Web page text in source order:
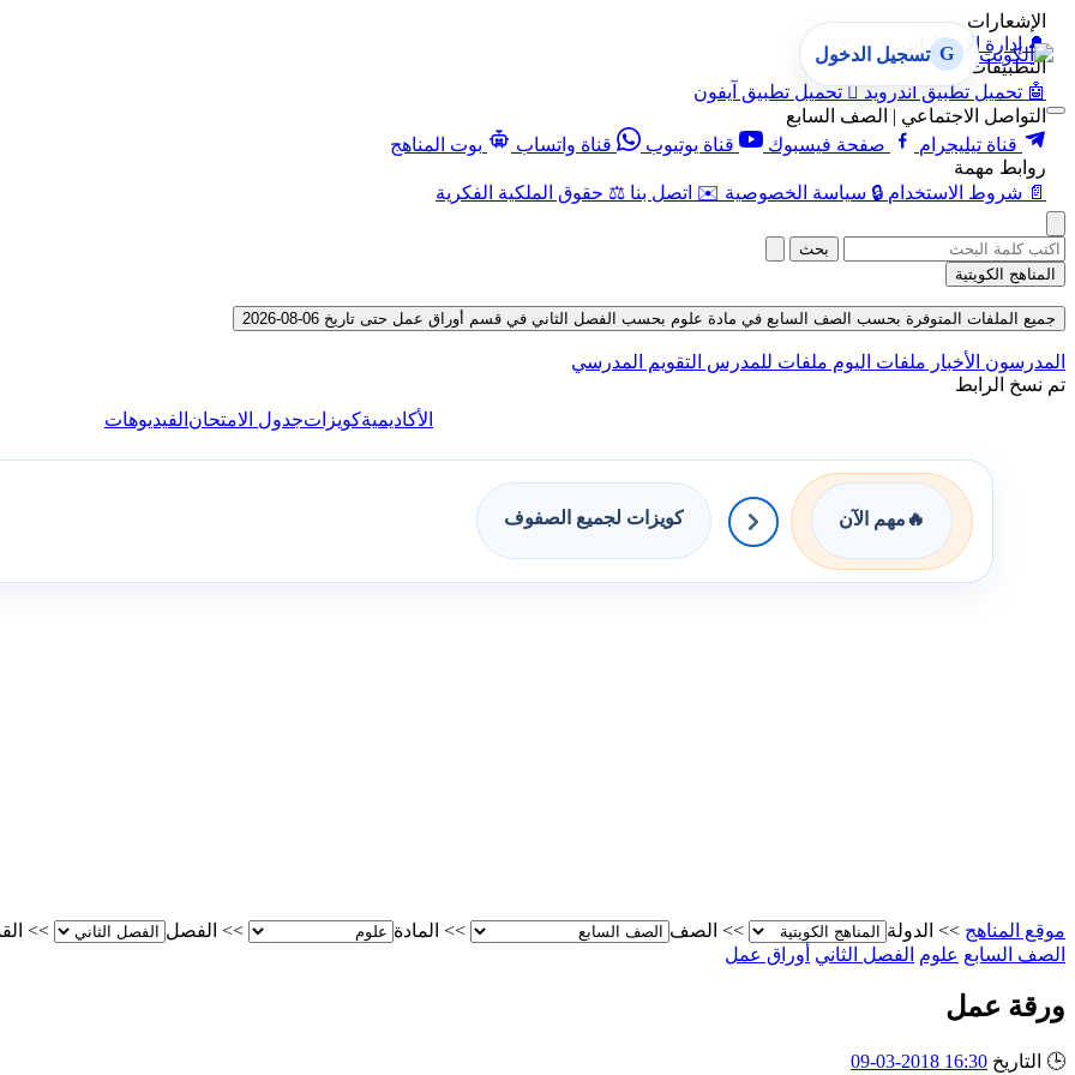
الإشعارات
🔔 إدارة الإشعارات
التطبيقات
🤖 تحميل تطبيق أندرويد  تحميل تطبيق آيفون
التواصل الاجتماعي | الصف السابع
قناة تيليجرام
صفحة فيسبوك قناة يوتيوب قناة واتساب
بوت المناهج
روابط مهمة
📄 شروط الاستخدام 🔒 سياسة الخصوصية ✉️ اتصل بنا ⚖️ حقوق الملكية الفكرية
G تسجيل الدخول
بحث
المناهج الكويتية
جميع الملفات المتوفرة بحسب الصف السابع في مادة علوم بحسب الفصل الثاني في قسم أوراق عمل حتى تاريخ 06-08-2026
المدرسون الأخبار ملفات اليوم ملفات للمدرس التقويم المدرسي
تم نسخ الرابط
الأكاديميةكويزاتجدول الامتحان الفيديوهات
🔥 مهم الآن كويزات لجميع الصفوف
موقع المناهج >> الدولة >> الصف >> المادة >> الفصل >>
الصف السابع علوم الفصل الثاني أوراق عمل
ورقة عمل
🕒 التاريخ 16:30 2018-03-09